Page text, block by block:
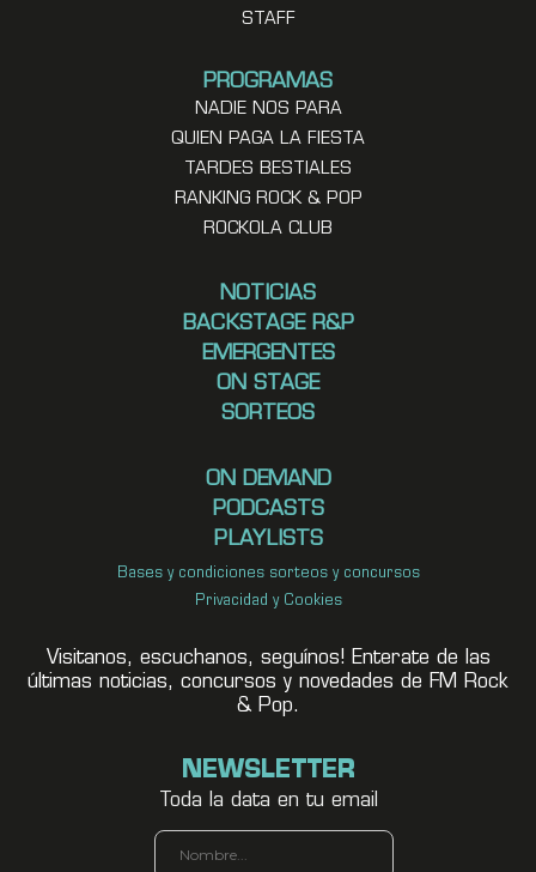
STAFF
PROGRAMAS
NADIE NOS PARA
QUIEN PAGA LA FIESTA
TARDES BESTIALES
RANKING ROCK & POP
ROCKOLA CLUB
NOTICIAS
BACKSTAGE R&P
EMERGENTES
ON STAGE
SORTEOS
ON DEMAND
PODCASTS
PLAYLISTS
Bases y condiciones sorteos y concursos
Privacidad y Cookies
Visitanos, escuchanos, seguínos! Enterate de las
últimas noticias, concursos y novedades de FM Rock
& Pop.
NEWSLETTER
Toda la data en tu email